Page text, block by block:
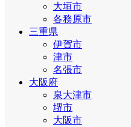
大垣市
各務原市
三重県
伊賀市
津市
名張市
大阪府
泉大津市
堺市
大阪市